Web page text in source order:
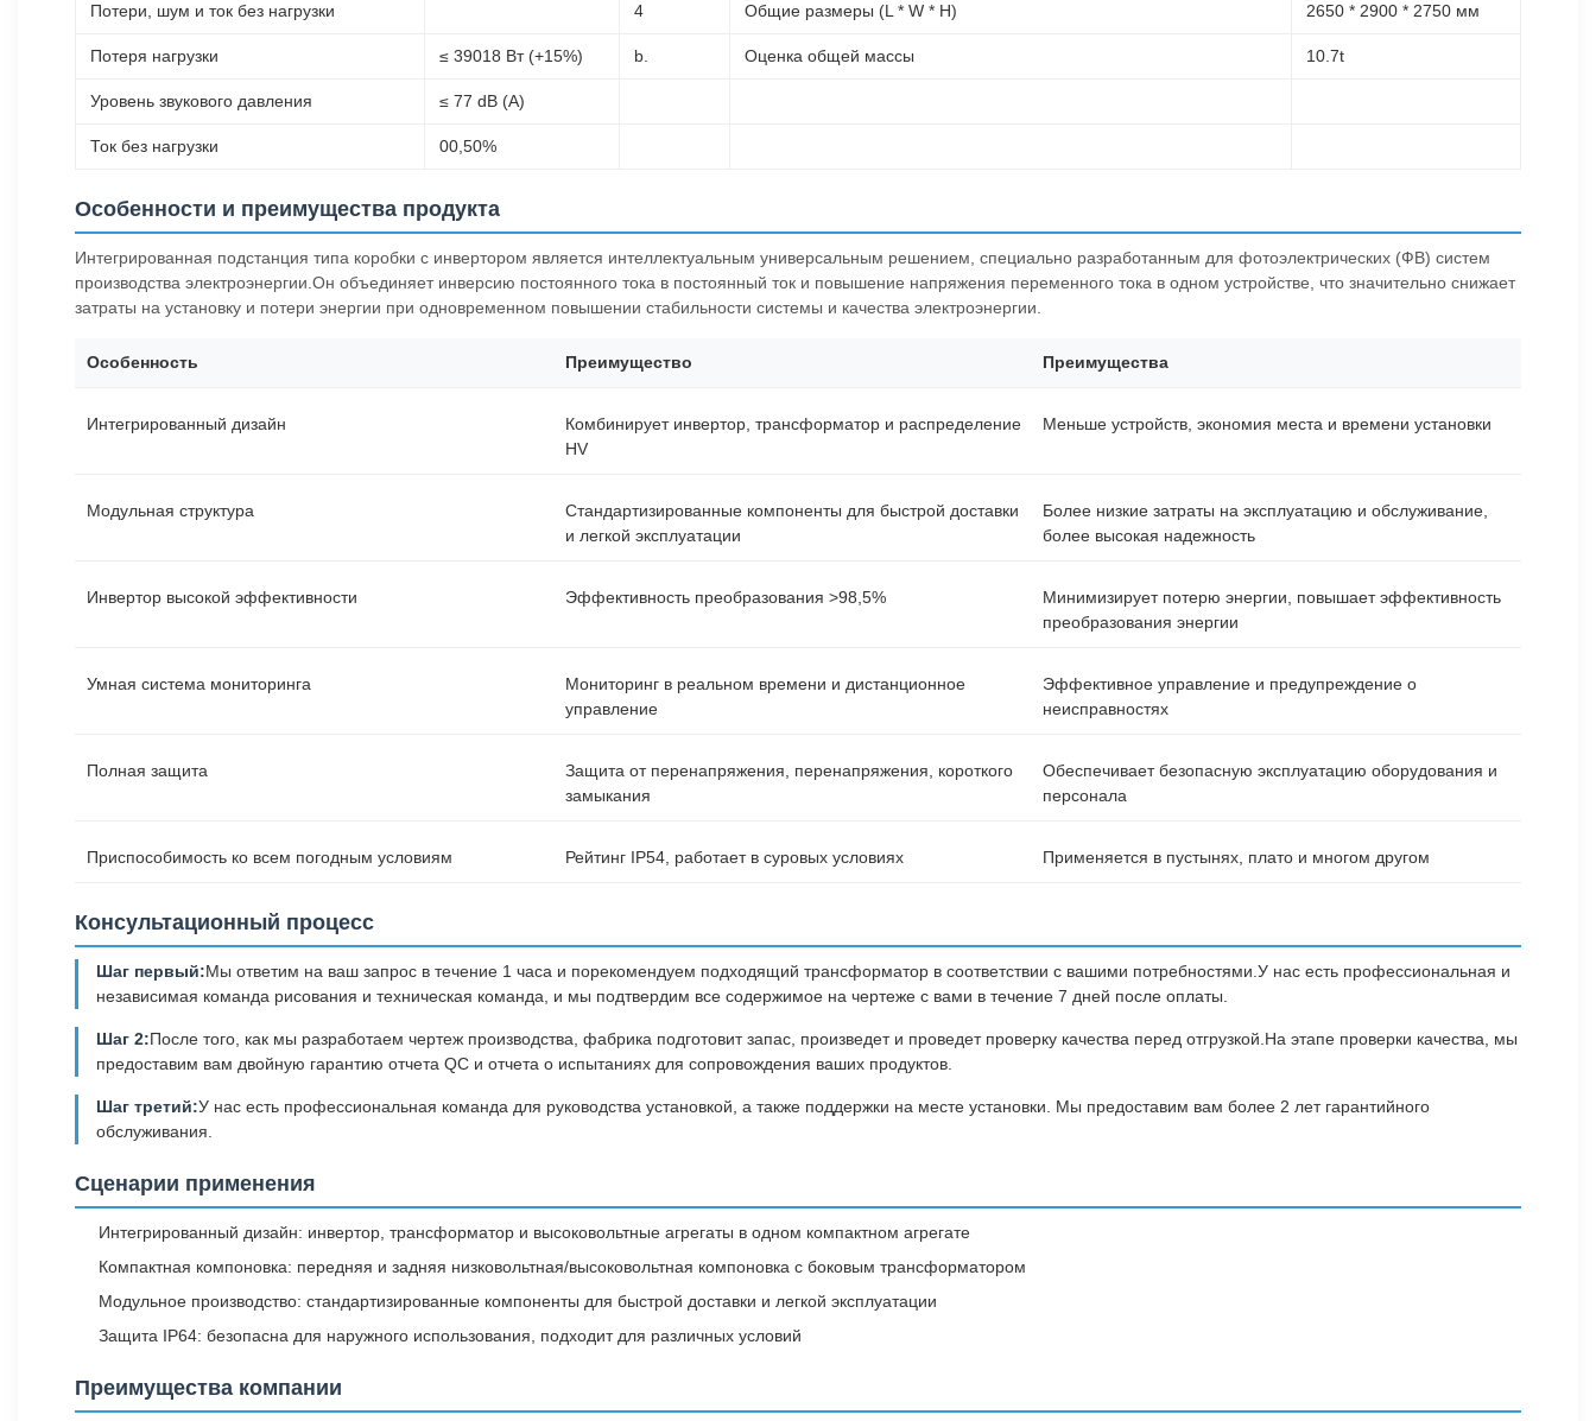
Потери, шум и ток без нагрузки 4 Общие размеры (L * W * H) 2650 * 2900 * 2750 мм
Потеря нагрузки ≤ 39018 Вт (+15%) b. Оценка общей массы 10.7t
Уровень звукового давления ≤ 77 dB (A)
Ток без нагрузки 00,50%
Особенности и преимущества продукта
Интегрированная подстанция типа коробки с инвертором является интеллектуальным универсальным решением, специально разработанным для фотоэлектрических (ФВ) систем
производства электроэнергии.Он объединяет инверсию постоянного тока в постоянный ток и повышение напряжения переменного тока в одном устройстве, что значительно снижает
затраты на установку и потери энергии при одновременном повышении стабильности системы и качества электроэнергии.
Особенность Преимущество Преимущества
Интегрированный дизайн
Комбинирует инвертор, трансформатор и распределение
HV
Меньше устройств, экономия места и времени установки
Модульная структура
Стандартизированные компоненты для быстрой доставки
и легкой эксплуатации
Более низкие затраты на эксплуатацию и обслуживание,
более высокая надежность
Инвертор высокой эффективности Эффективность преобразования >98,5%
Минимизирует потерю энергии, повышает эффективность
преобразования энергии
Умная система мониторинга
Мониторинг в реальном времени и дистанционное
управление
Эффективное управление и предупреждение о
неисправностях
Полная защита
Защита от перенапряжения, перенапряжения, короткого
замыкания
Обеспечивает безопасную эксплуатацию оборудования и
персонала
Приспособимость ко всем погодным условиям Рейтинг IP54, работает в суровых условиях Применяется в пустынях, плато и многом другом
Консультационный процесс
Шаг первый:Мы ответим на ваш запрос в течение 1 часа и порекомендуем подходящий трансформатор в соответствии с вашими потребностями.У нас есть профессиональная и
независимая команда рисования и техническая команда, и мы подтвердим все содержимое на чертеже с вами в течение 7 дней после оплаты.
Шаг 2:После того, как мы разработаем чертеж производства, фабрика подготовит запас, произведет и проведет проверку качества перед отгрузкой.На этапе проверки качества, мы
предоставим вам двойную гарантию отчета QC и отчета о испытаниях для сопровождения ваших продуктов.
Шаг третий:У нас есть профессиональная команда для руководства установкой, а также поддержки на месте установки. Мы предоставим вам более 2 лет гарантийного
обслуживания.
Сценарии применения
Интегрированный дизайн: инвертор, трансформатор и высоковольтные агрегаты в одном компактном агрегате
Компактная компоновка: передняя и задняя низковольтная/высоковольтная компоновка с боковым трансформатором
Модульное производство: стандартизированные компоненты для быстрой доставки и легкой эксплуатации
Защита IP64: безопасна для наружного использования, подходит для различных условий
Преимущества компании